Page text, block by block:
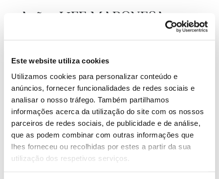
Este website utiliza cookies
Utilizamos cookies para personalizar conteúdo e
anúncios, fornecer funcionalidades de redes sociais e
analisar o nosso tráfego. Também partilhamos
informações acerca da utilização do site com os nossos
parceiros de redes sociais, de publicidade e de análise,
que as podem combinar com outras informações que
lhes forneceu ou recolhidas por estes a partir da sua
utilização dos respetivos serviços.
Ações LIFE MARONESA
contribuem para nova marca
Todas as ações acima mencionadas para a atividade
comercial, turística e gastronómica são incluídas
dentro de uma lógica de modelo de criação e
promoção de uma nova marca ecológica: Clima Mais
Positivo.
As principais mensagens relacionadas com a
estratégia de implementação desta marca são: